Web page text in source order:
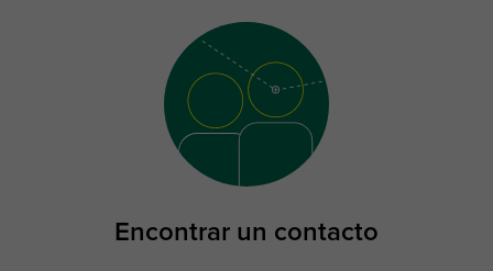
Encontrar un contacto